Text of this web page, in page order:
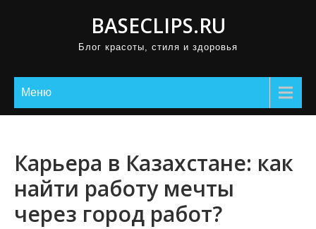
BASECLIPS.RU
Блог красоты, стиля и здоровья
Меню
Карьера в Казахстане: как
найти работу мечты
через город работ?